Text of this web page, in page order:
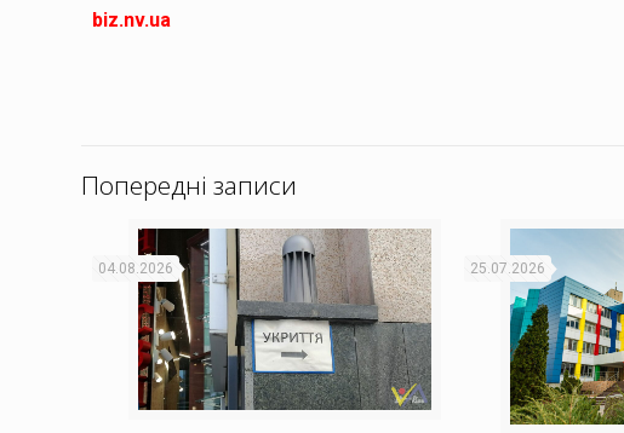
biz.nv.ua
Попередні записи
04.08.2026 25.07.2026